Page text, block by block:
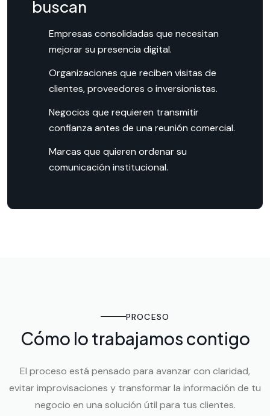
buscan
Empresas consolidadas que necesitan
mejorar su presencia digital.
Organizaciones que reciben visitas de
clientes, proveedores o inversionistas.
Negocios que requieren transmitir
confianza antes de una reunión comercial.
Marcas que quieren ordenar su
comunicación institucional.
PROCESO
Cómo lo trabajamos contigo
El proceso está pensado para avanzar con claridad,
evitar improvisaciones y transformar la información de tu
negocio en una solución útil para tus clientes.